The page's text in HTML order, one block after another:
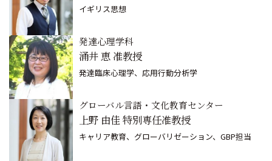
イギリス思想
発達心理学科
涌井 恵 准教授
発達臨床心理学、応用行動分析学
グローバル言語・文化教育センター
上野 由佳 特別専任准教授
キャリア教育、グローバリゼーション、GBP担当